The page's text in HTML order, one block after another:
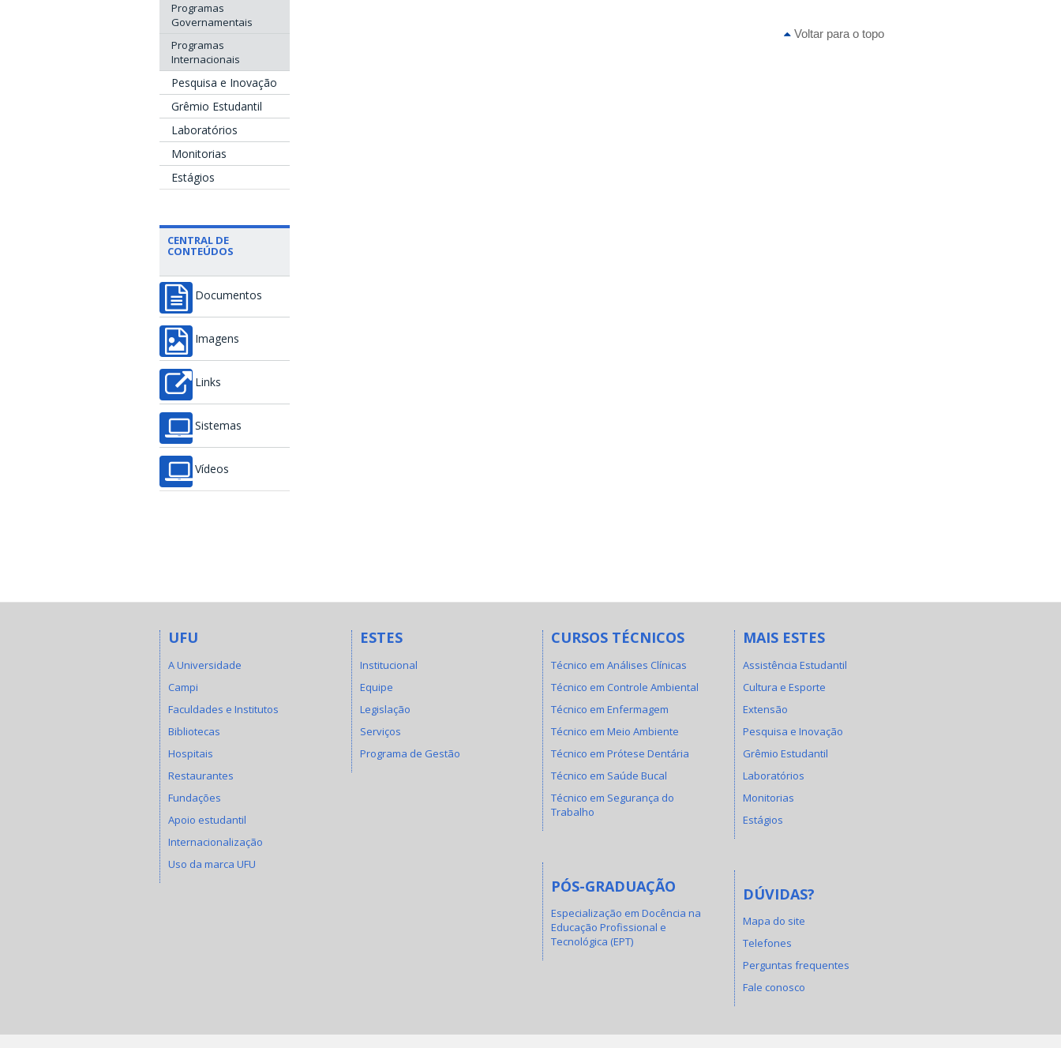
Programas
Governamentais
Programas
Internacionais
Pesquisa e Inovação
Grêmio Estudantil
Laboratórios
Monitorias
Estágios
CENTRAL DE
CONTEÚDOS
Documentos
Imagens
Links
Sistemas
Vídeos
Voltar para o topo
UFU
A Universidade
Campi
Faculdades e Institutos
Bibliotecas
Hospitais
Restaurantes
Fundações
Apoio estudantil
Internacionalização
Uso da marca UFU
ESTES
Institucional
Equipe
Legislação
Serviços
Programa de Gestão
CURSOS TÉCNICOS
Técnico em Análises Clínicas
Técnico em Controle Ambiental
Técnico em Enfermagem
Técnico em Meio Ambiente
Técnico em Prótese Dentária
Técnico em Saúde Bucal
Técnico em Segurança do
Trabalho
PÓS-GRADUAÇÃO
Especialização em Docência na
Educação Profissional e
Tecnológica (EPT)
MAIS ESTES
Assistência Estudantil
Cultura e Esporte
Extensão
Pesquisa e Inovação
Grêmio Estudantil
Laboratórios
Monitorias
Estágios
DÚVIDAS?
Mapa do site
Telefones
Perguntas frequentes
Fale conosco